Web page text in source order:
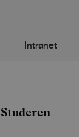
Intranet
Studeren